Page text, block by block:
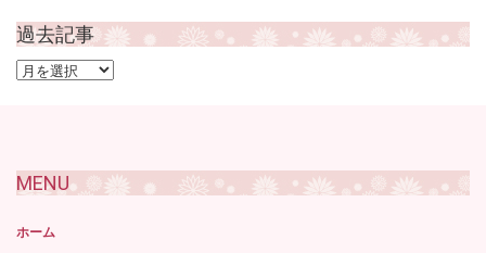
過去記事
過
MENU
ホーム